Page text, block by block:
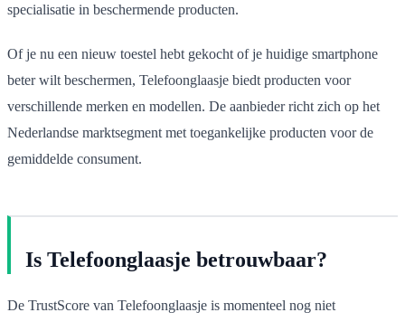
specialisatie in beschermende producten.
Of je nu een nieuw toestel hebt gekocht of je huidige smartphone
beter wilt beschermen, Telefoonglaasje biedt producten voor
verschillende merken en modellen. De aanbieder richt zich op het
Nederlandse marktsegment met toegankelijke producten voor de
gemiddelde consument.
Is Telefoonglaasje betrouwbaar?
De TrustScore van Telefoonglaasje is momenteel nog niet